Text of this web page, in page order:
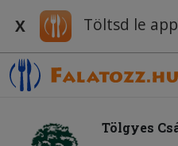
X Töltsd le
Tölgyes